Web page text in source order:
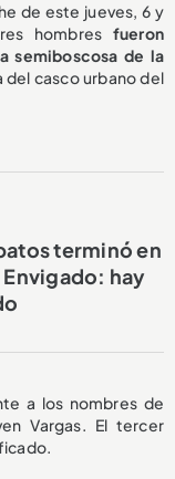
de este jueves, 6 y
hombres fueron
semiboscosa de la
del casco urbano del
terminó en
hay
a los nombres de
Vargas. El tercer